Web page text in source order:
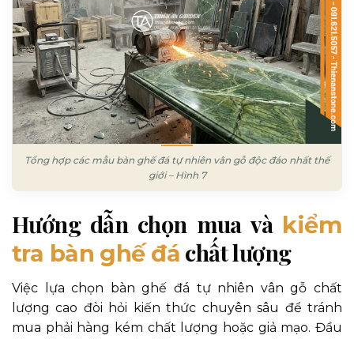
Tổng hợp các mẫu bàn ghế đá tự nhiên vân gỗ độc đáo nhất thế
giới – Hình 7
Hướng dẫn chọn mua và kiểm
tra bàn ghế đá chất lượng
Việc lựa chọn bàn ghế đá tự nhiên vân gỗ chất
lượng cao đòi hỏi kiến thức chuyên sâu để tránh
mua phải hàng kém chất lượng hoặc giả mạo. Đầu